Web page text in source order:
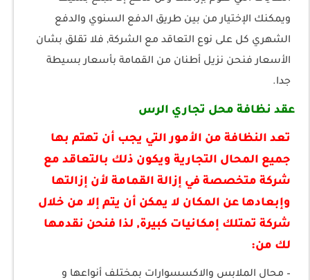
ويمكنك الإختيار من بين طريق الدفع السنوي والدفع
الشهري كل على نوع التعاقد مع الشركة, فلا تقلق بشان
الأسعار فنحن نزيل أطنان من القمامة بأسعار بسيطة
جدا.
عقد نظافة محل تجاري الرس
تعد النظافة من الأمور التي يجب أن تهتم بها
جميع المحال التجارية ويكون ذلك بالتعاقد مع
شركة متخصصة في إزالة القمامة لأن إزالتها
وإبعادها عن المكان لا يمكن أن يتم إلا من خلال
شركة تمتلك إمكانيات كبيرة, لذا فنحن نقدمها
لك من:
– محال الملابس والاكسسوارات بمختلف أنواعها و